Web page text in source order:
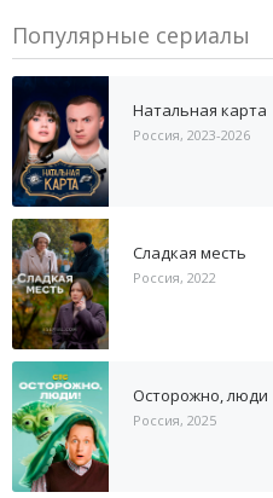
Популярные сериалы
Натальная карта
Россия, 2023-2026
Сладкая месть
Россия, 2022
Осторожно, люди
Россия, 2025